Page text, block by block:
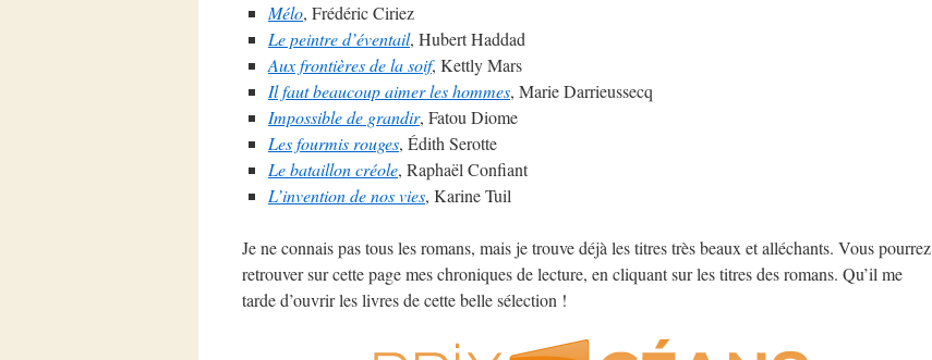
Mélo, Frédéric Ciriez
Le peintre d’éventail, Hubert Haddad
Aux frontières de la soif, Kettly Mars
Il faut beaucoup aimer les hommes, Marie Darrieussecq
Impossible de grandir, Fatou Diome
Les fourmis rouges, Édith Serotte
Le bataillon créole, Raphaël Confiant
L’invention de nos vies, Karine Tuil
Je ne connais pas tous les romans, mais je trouve déjà les titres très beaux et alléchants. Vous pourrez
retrouver sur cette page mes chroniques de lecture, en cliquant sur les titres des romans. Qu’il me
tarde d’ouvrir les livres de cette belle sélection !